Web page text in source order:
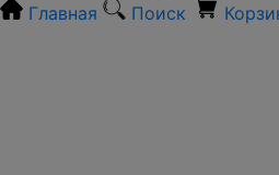
Главная Поиск